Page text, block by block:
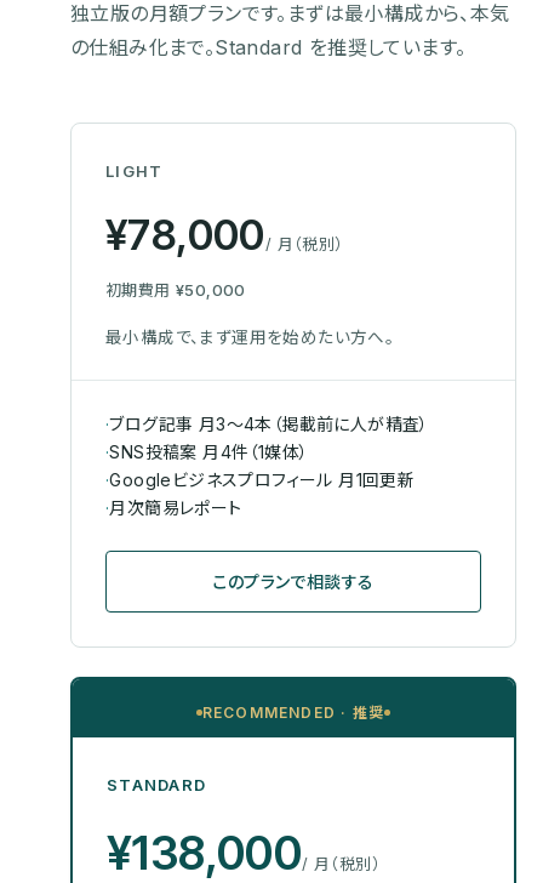
独立版の月額プランです。まずは最小構成から、本気
の仕組み化まで。Standard を推奨しています。
LIGHT
¥78,000/ 月（税別）
初期費用 ¥50,000
最小構成で、まず運用を始めたい方へ。
·ブログ記事 月3〜4本（掲載前に人が精査）
·SNS投稿案 月4件（1媒体）
·Googleビジネスプロフィール 月1回更新
·月次簡易レポート
このプランで相談する
RECOMMENDED · 推奨
STANDARD
¥138,000/ 月（税別）